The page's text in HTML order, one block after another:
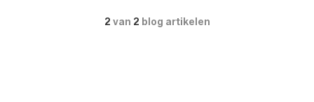
2 van 2 blog artikelen